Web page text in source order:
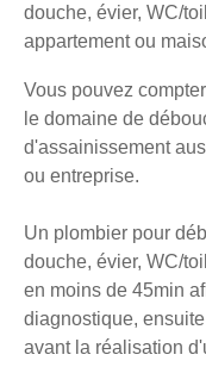
douche, évier, WC/
appartement ou
Vous pouvez
le domaine de
d'assainissement
ou entreprise.
Un plombier pour
douche, évier, WC/
en moins de 45min
diagnostique,
avant la réalisation